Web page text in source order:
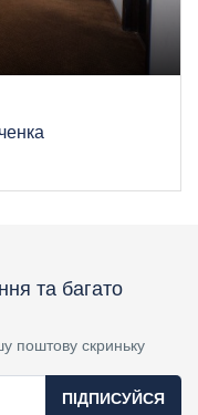
та багато
поштову скриньку
ПІДПИСУЙСЯ